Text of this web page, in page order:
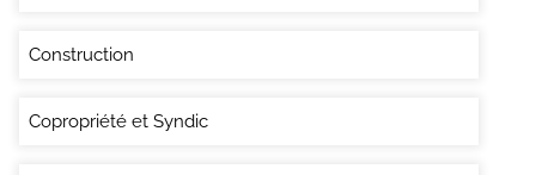
Construction
Copropriété et Syndic